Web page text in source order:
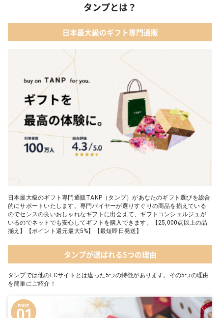
04 メイクアップ
05 入浴剤・バスケア
03 【名入れギフト】フラワーティントリップ［日本限定ピンクゴ
ールドパッケージ］
04 FLOWERiUM®︎ Christmas toilette（フラワリウム クリスマス
05 2人のための体験カタログ FOR2ギフト（GREEN）
タンプとは？
日本最大級のギフト専門通販
日本最大級のギフト専門通販TANP（タンプ）があなたのギフト選びを総合
的にサポートいたします。専門バイヤーが選りすぐりの商品を揃えている
のでセンスの良いおしゃれなギフトに出会えて、ギフトコンシェルジュが
いるのでネットでも安心してギフトを購入できます。【25,000点以上の品
揃え】【ポイント還元最大5%】【最短即日発送】
タンプが選ばれる5つの理由
タンプでは他のECサイトとは違った5つの特徴があります。その5つの理由
を簡単にご紹介！